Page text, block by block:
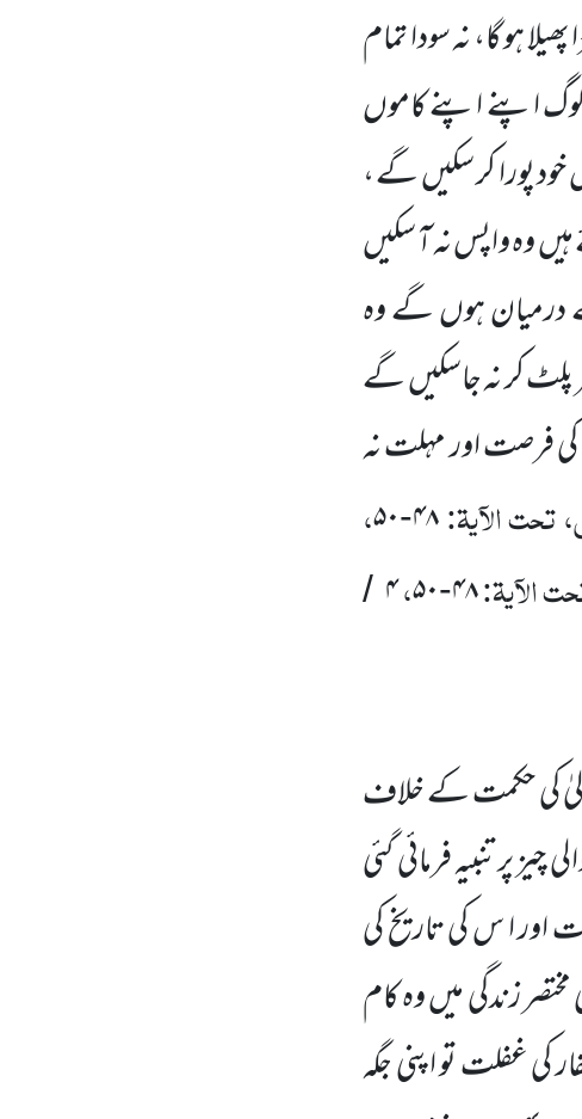
ہو گا، نہ سودا تمام
اپنے اپنے کاموں
خود پورا کر سکیںگے ،
وہ واپس نہ آ سکیں
ہوںگے وہ
کر نہ جاسکیںگے
فرصت اور مہلت نہ
الآیۃ:۴۸-۵۰،
الآیۃ:۴۸-۵۰،۴ /
کی حکمت کے خلاف
پر تنبیہ فرمائی گئی
اور ا س کی تاریخ کی
زندگی میںوہ کام
غفلت تو اپنی جگہ